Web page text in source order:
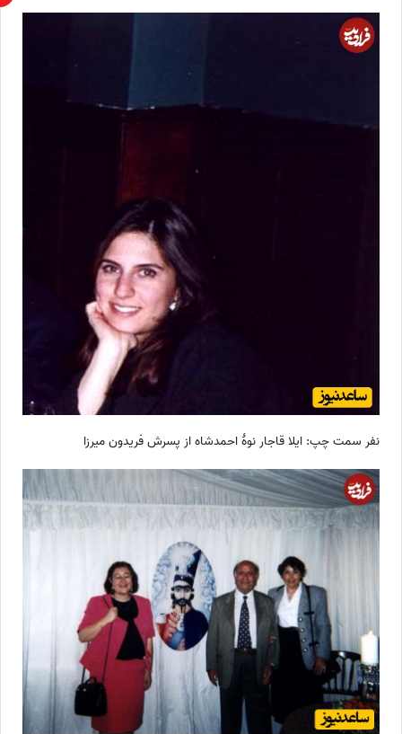
نفر سمت چپ: ایلا قاجار نوۀ احمدشاه از پسرش فریدون میرزا